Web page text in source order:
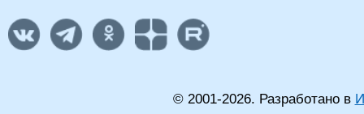
© 2001-2026. Разработано в